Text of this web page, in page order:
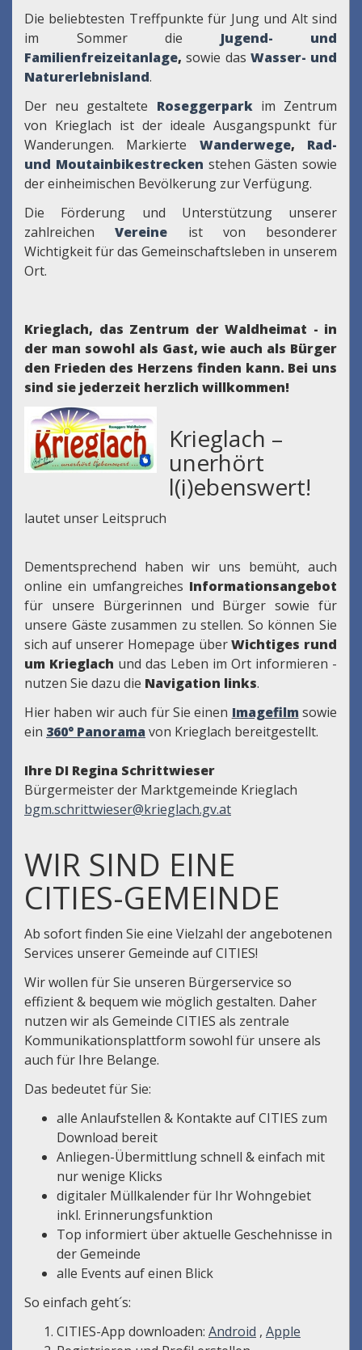
Die beliebtesten Treffpunkte für Jung und Alt sind
im Sommer die Jugend- und
Familienfreizeitanlage,sowie das Wasser- und
Naturerlebnisland.
Der neu gestaltete Roseggerpark im Zentrum
von Krieglach ist der ideale Ausgangspunkt für
Wanderungen. Markierte Wanderwege, Rad-
und Moutainbikestrecken stehen Gästen sowie
der einheimischen Bevölkerung zur Verfügung.
Die Förderung und Unterstützung unserer
zahlreichenVereine
ist von besonderer
Wichtigkeit für das Gemeinschaftsleben in unserem
Ort.
Krieglach, das Zentrum der Waldheimat - in
der man sowohl als Gast, wie auch als Bürger
den Frieden des Herzens finden kann. Bei uns
sind sie jederzeit herzlich willkommen!
Krieglach –
unerhört
l(i)ebenswert!
lautet unser Leitspruch
Dementsprechend haben wir uns bemüht, auch
online ein umfangreiches Informationsangebot
für unsere Bürgerinnen und Bürger sowie für
unsere Gäste zusammen zu stellen. So können Sie
sich auf unserer Homepage überWichtiges rund
um Krieglach und das Leben im Ort informieren -
nutzen Sie dazu die Navigation links.
Hier haben wir auch für Sie einen Imagefilm sowie
ein 360° Panorama von Krieglach bereitgestellt.
Ihre DI Regina Schrittwieser
Bürgermeister der Marktgemeinde Krieglach
bgm.schrittwieser@krieglach.gv.at
WIR SIND EINE
CITIES-GEMEINDE
Ab sofort finden Sie eine Vielzahl der angebotenen
Services unserer Gemeinde auf CITIES!
Wir wollen für Sie unseren Bürgerservice so
effizient & bequem wie möglich gestalten. Daher
nutzen wir als Gemeinde CITIES als zentrale
Kommunikationsplattform sowohl für unsere als
auch für Ihre Belange.
Das bedeutet für Sie:
alle Anlaufstellen & Kontakte auf CITIES zum
Download bereit
Anliegen-Übermittlung schnell & einfach mit
nur wenige Klicks
digitaler Müllkalender für Ihr Wohngebiet
inkl. Erinnerungsfunktion
Top informiert über aktuelle Geschehnisse in
der Gemeinde
alle Events auf einen Blick
So einfach geht´s:
CITIES-App downloaden: Android , Apple